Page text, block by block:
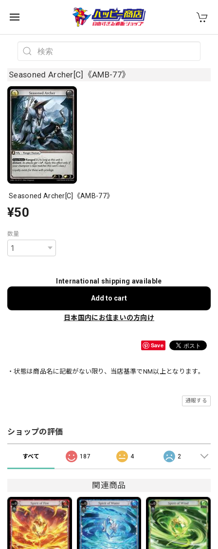
Seasoned Archer[C]《AMB-77》
Seasoned Archer[C]《AMB-77》
¥50
数量
International shipping available
Add to cart
日本国内にお住まいの方向け
Save
・状態は商品名に記載がない限り、当店基準でNM以上となります。
通報する
ショップの評価
すべて 187 4 2
関連商品